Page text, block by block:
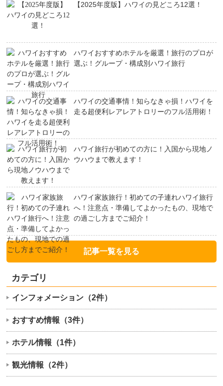
【2025年度版】ハワイの見どころ12選！
ハワイおすすめホテルを厳選！旅行のプロが
選ぶ！グループ・構成別ハワイ旅行
ハワイの交通事情！知らなきゃ損！ハワイを
走る超便利レアレアトロリーのフル活用術！
ハワイ旅行が初めての方に！入国から現地ノ
ウハウまで教えます！
ハワイ家族旅行！初めての子連れハワイ旅行
へ！注意点・準備してよかったもの、現地で
の過ごし方までご紹介！
記事一覧を見る
カテゴリ
インフォメーション（2件）
おすすめ情報（3件）
ホテル情報（1件）
観光情報（2件）